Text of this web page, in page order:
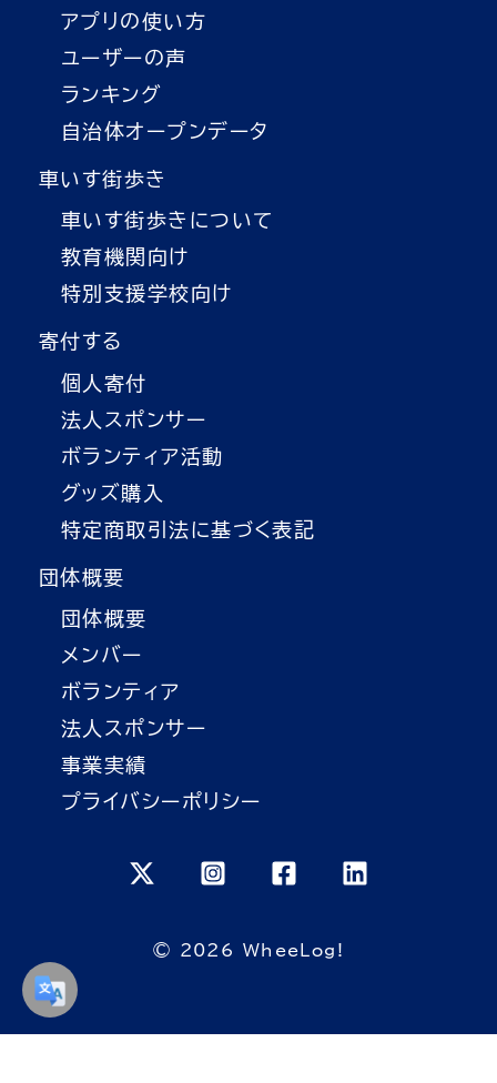
アプリの使い方
ユーザーの声
ランキング
自治体オープンデータ
車いす街歩き
車いす街歩きについて
教育機関向け
特別支援学校向け
寄付する
個人寄付
法人スポンサー
ボランティア活動
グッズ購入
特定商取引法に基づく表記
団体概要
団体概要
メンバー
ボランティア
法人スポンサー
事業実績
プライバシーポリシー
© 2026 WheeLog!